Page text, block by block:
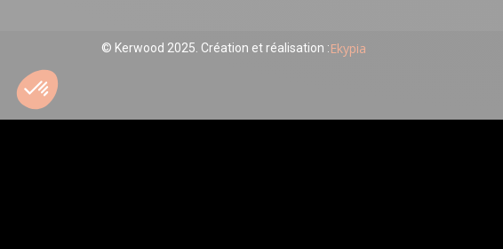
© Kerwood 2025. Création et réalisation :Ekypia